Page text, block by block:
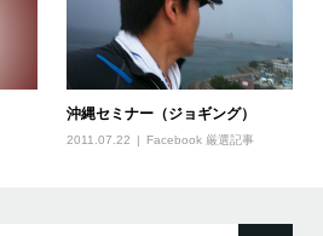
沖縄セミナー（ジョギング）
2011.07.22 Facebook 厳選記事